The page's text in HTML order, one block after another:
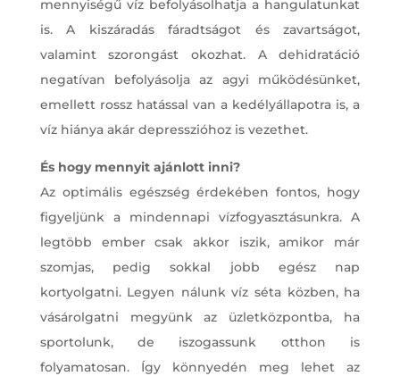
mennyiségű víz befolyásolhatja a hangulatunkat
is. A kiszáradás fáradtságot és zavartságot,
valamint szorongást okozhat. A dehidratáció
negatívan befolyásolja az agyi működésünket,
emellett rossz hatással van a kedélyállapotra is, a
víz hiánya akár depresszióhoz is vezethet.
És hogy mennyit ajánlott inni?
Az optimális egészség érdekében fontos, hogy
figyeljünk a mindennapi vízfogyasztásunkra. A
legtöbb ember csak akkor iszik, amikor már
szomjas, pedig sokkal jobb egész nap
kortyolgatni. Legyen nálunk víz séta közben, ha
vásárolgatni megyünk az üzletközpontba, ha
sportolunk, de iszogassunk otthon is
folyamatosan. Így könnyedén meg lehet az